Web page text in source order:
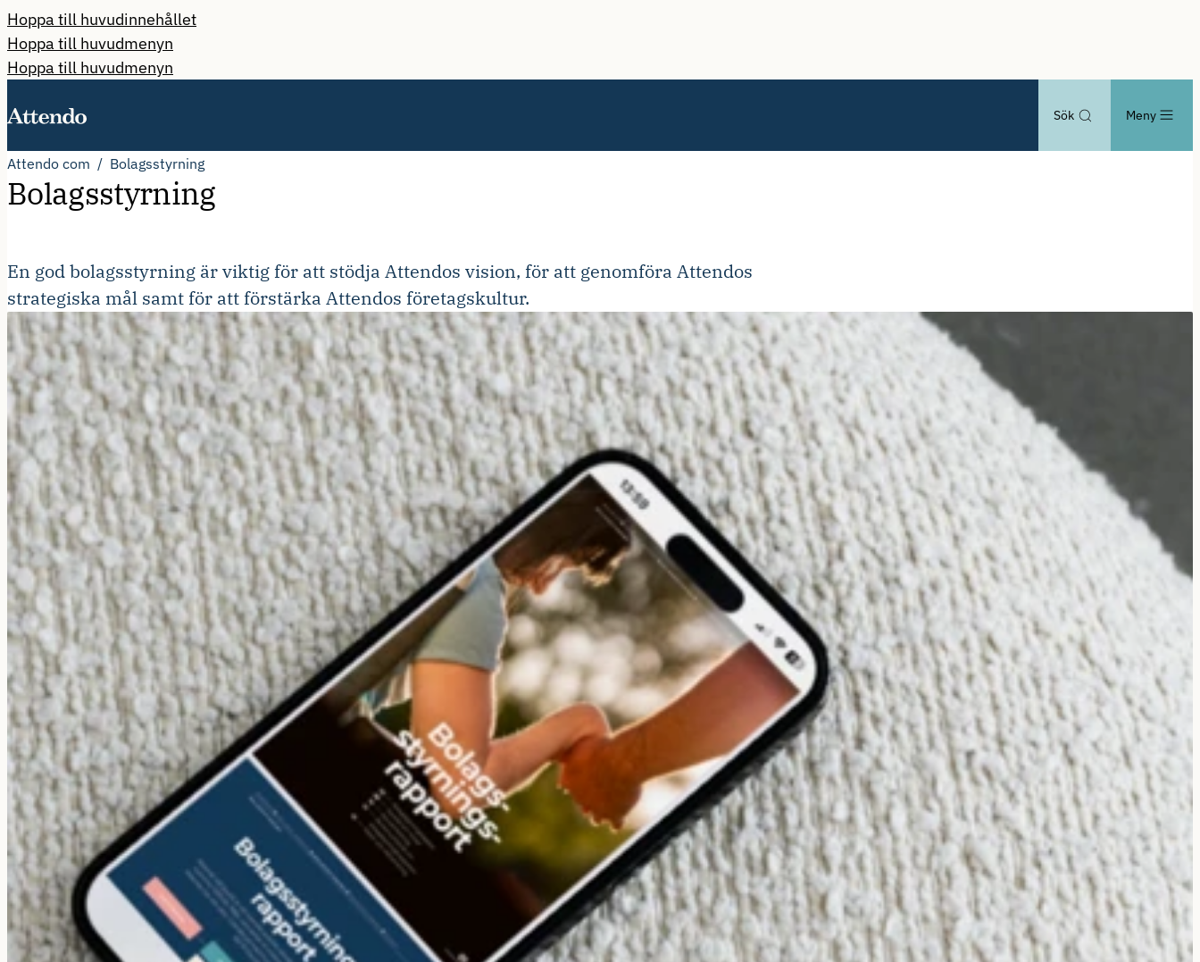
Hoppa till huvudinnehållet
Hoppa till huvudmenyn
Hoppa till huvudmenyn
Sök Meny
Attendo com Bolagsstyrning
Bolagsstyrning
En god bolagsstyrning är viktig för att stödja Attendos vision, för att genomföra Attendos
strategiska mål samt för att förstärka Attendos företagskultur.